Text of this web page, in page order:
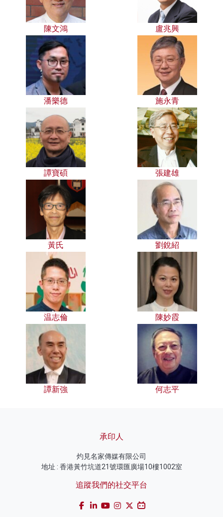
陳文鴻 盧兆興
潘樂德 施永青
譚寶碩 張建雄
黃氏 劉銳紹
温志倫 陳妙霞
譚新強 何志平
承印人
灼見名家傳媒有限公司
地址 : 香港黃竹坑道21號環匯廣場10樓1002室
追蹤我們的社交平台